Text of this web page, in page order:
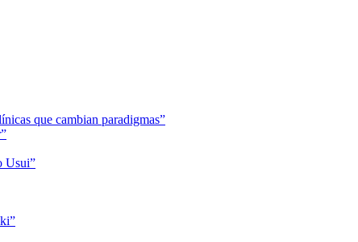
que cambian paradigmas”
Usui”